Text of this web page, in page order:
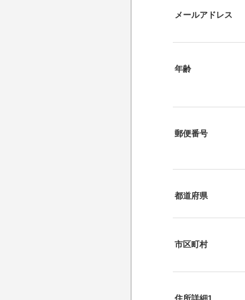
メールアドレス
年齢
郵便番号
都道府県
市区町村